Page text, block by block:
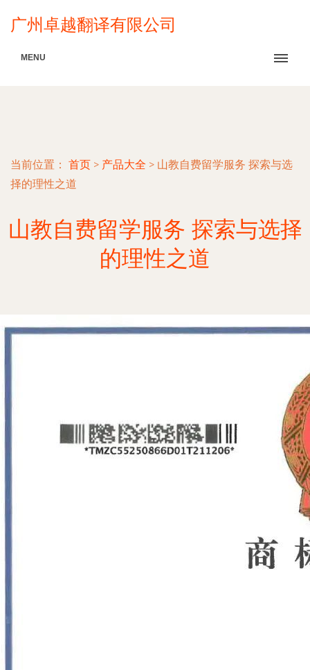
广州卓越翻译有限公司
MENU
当前位置： 首页 > 产品大全 > 山教自费留学服务 探索与选
择的理性之道
山教自费留学服务 探索与选择
的理性之道